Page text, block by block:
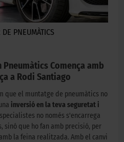
PNEUMÀTICS
Pneumàtics Comença amb
a Rodi Santiago
que el muntatge de pneumàtics no
inversió en la teva seguretat i
no només s'encarrega
sinó que ho fan amb precisió, per
la feina realitzada. Amb el canvi